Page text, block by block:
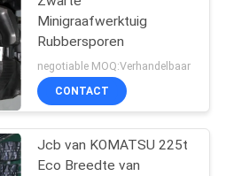
Minigraafwerktuig
Rubbersporen
negotiable MOQ:Verhandelbaar
CONTACT
Jcb van KOMATSU 225t
Eco Breedte van